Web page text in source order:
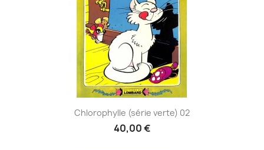
Chlorophylle (série verte) 02
40,00 €